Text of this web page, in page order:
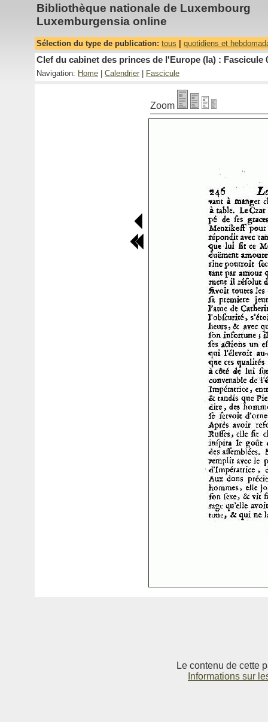
Bibliothèque nationale de Luxembourg
Luxemburgensia online
Sélection du type de publication: tous quotidiens et
Clef du cabinet des princes de l'Europe (la) : Fascicule
Navigation: Home Calendrier Fascicule
Zoom
Le contenu de cette
Informations sur